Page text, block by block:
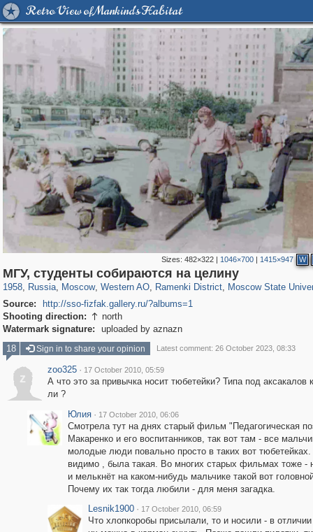
Retro View of Mankind's Habitat
Sizes: 482×322| 1046×700| 1415×947 W
МГУ, студенты собираются на целину
1958, Russia
1,406,735 29,243
, Moscow
319,864 8,286
, Western AO
27,129 310
, Ramenki District
5,675 64
, Moscow State
1,768
Source:
http://sso-fizfak.gallery.ru/?albums=1
Shooting direction:  north
Watermark signature:
uploaded by aznazn
18
Sign in to share your opinion Latest comment: 26 October 2023, 08:33
z
zoo325 · 17 October 2010, 05:59
А что это за привычка носит тюбетейки? Типа под аксакалов
ли ?
Юлия · 17 October 2010, 06:06
Смотрела тут на днях старый фильм "Педагогическая
Макаренко и его воспитанников, так вот там - все
молодые люди повально просто в таких вот
видимо , была такая. Во многих старых фильмах тоже -
и мелькнёт на каком-нибудь мальчике такой вот
Почему их так тогда любили - для меня загадка.
Lesnik1900 · 17 October 2010, 06:59
Что хлопкоробы присылали, то и носили - в отличии